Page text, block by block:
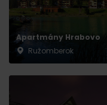
Apartmány Hrabovo
Ružomberok